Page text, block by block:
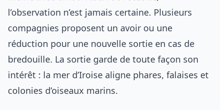
l’observation n’est jamais certaine. Plusieurs
compagnies proposent un avoir ou une
réduction pour une nouvelle sortie en cas de
bredouille. La sortie garde de toute façon son
intérêt : la mer d’Iroise aligne phares, falaises et
colonies d’oiseaux marins.